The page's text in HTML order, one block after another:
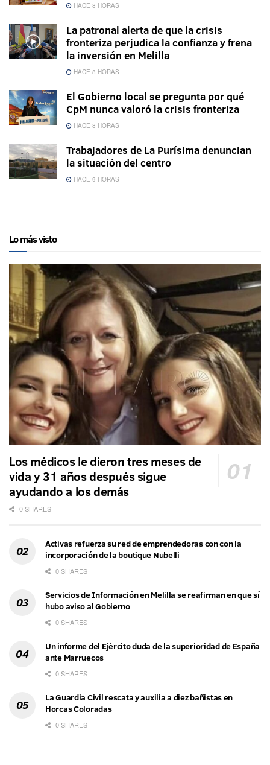
HACE 8 HORAS
La patronal alerta de que la crisis
fronteriza perjudica la confianza y frena
la inversión en Melilla
HACE 8 HORAS
El Gobierno local se pregunta por qué
CpM nunca valoró la crisis fronteriza
HACE 8 HORAS
Trabajadores de La Purísima denuncian
la situación del centro
HACE 9 HORAS
Lo más visto
Los médicos le dieron tres meses de
vida y 31 años después sigue
ayudando a los demás
0 SHARES
Activas refuerza su red de emprendedoras con con la
incorporación de la boutique Nubelli
0 SHARES
Servicios de Información en Melilla se reafirman en que sí
hubo aviso al Gobierno
0 SHARES
Un informe del Ejército duda de la superioridad de España
ante Marruecos
0 SHARES
La Guardia Civil rescata y auxilia a diez bañistas en
Horcas Coloradas
0 SHARES